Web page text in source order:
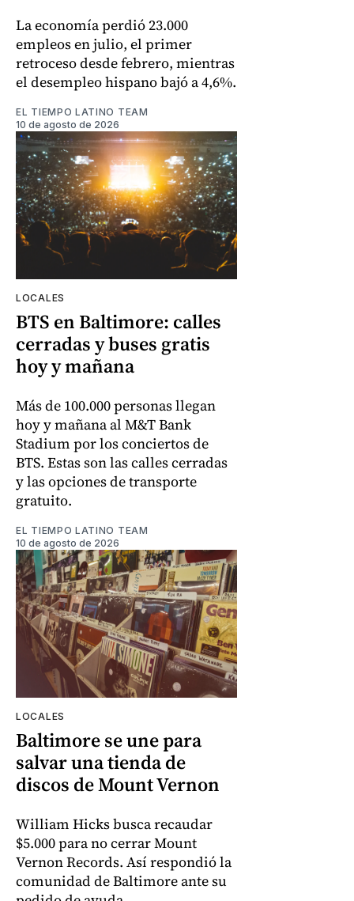
La economía perdió 23.000
empleos en julio, el primer
retroceso desde febrero, mientras
el desempleo hispano bajó a 4,6%.
EL TIEMPO LATINO TEAM
10 de agosto de 2026
LOCALES
BTS en Baltimore: calles
cerradas y buses gratis
hoy y mañana
Más de 100.000 personas llegan
hoy y mañana al M&T Bank
Stadium por los conciertos de
BTS. Estas son las calles cerradas
y las opciones de transporte
gratuito.
EL TIEMPO LATINO TEAM
10 de agosto de 2026
LOCALES
Baltimore se une para
salvar una tienda de
discos de Mount Vernon
William Hicks busca recaudar
$5.000 para no cerrar Mount
Vernon Records. Así respondió la
comunidad de Baltimore ante su